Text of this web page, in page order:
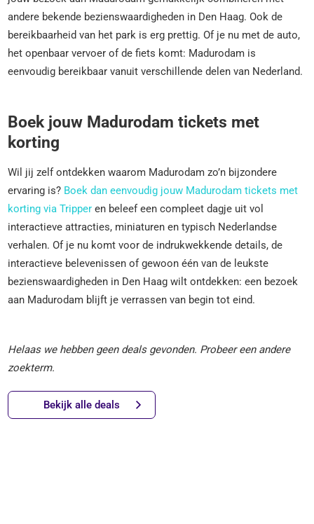
andere bekende bezienswaardigheden in Den Haag. Ook de
bereikbaarheid van het park is erg prettig. Of je nu met de auto,
het openbaar vervoer of de fiets komt: Madurodam is
eenvoudig bereikbaar vanuit verschillende delen van Nederland.
Boek jouw Madurodam tickets met
korting
Wil jij zelf ontdekken waarom Madurodam zo’n bijzondere
ervaring is? Boek dan eenvoudig jouw Madurodam tickets met
korting via Tripper en beleef een compleet dagje uit vol
interactieve attracties, miniaturen en typisch Nederlandse
verhalen. Of je nu komt voor de indrukwekkende details, de
interactieve belevenissen of gewoon één van de leukste
bezienswaardigheden in Den Haag wilt ontdekken: een bezoek
aan Madurodam blijft je verrassen van begin tot eind.
Helaas we hebben geen deals gevonden. Probeer een andere
zoekterm.
Bekijk alle deals